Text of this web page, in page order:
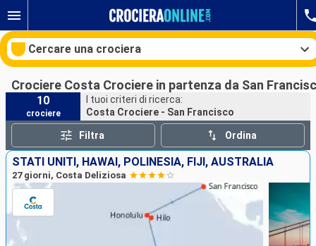
Cercare una crociera
Le nostre destinazioni
Mesi di partenza
Porti Compagnie
Ricerca
Crociere Costa Crociere in partenza da San
10
crociere
I tuoi criteri di ricerca:
Costa Crociere - San Francisco
Filtra Ordina
STATI UNITI, HAWAI, POLINESIA, FIJI, AUSTRALIA
27 giorni, Costa Deliziosa